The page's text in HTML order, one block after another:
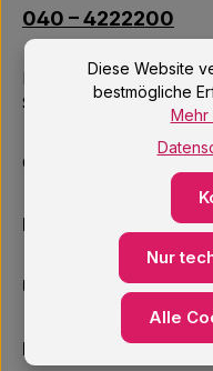
040 – 4222200
Mo–Fr: 10:00 – 18:00 Uhr
Sa: 09:00 – 14:00 Uhr
Oder über unser
Informationen
Unsere Services
Newsletter
Diese Website
bestmögliche
Mehr
Nur
Alle